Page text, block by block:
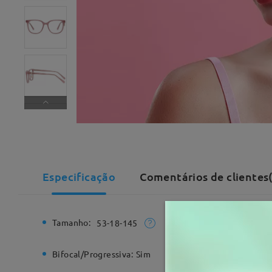
Especificação Comentários de
Tamanho: 53-18-145
Bifocal/Progressiva: Sim